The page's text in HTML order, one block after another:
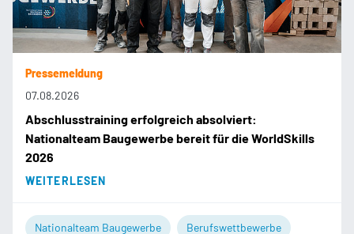
Pressemeldung
07.08.2026
Abschlusstraining erfolgreich absolviert:
Nationalteam Baugewerbe bereit für die WorldSkills
2026
WEITERLESEN
Nationalteam Baugewerbe Berufswettbewerbe